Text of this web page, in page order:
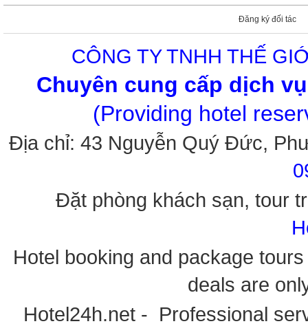
Đăng ký đối tác
CÔNG TY TNHH THẾ
Chuyên cung cấp dịch
(Providing hotel
Địa chỉ: 43 Nguyễn Quý Đức,
Đặt phòng khách sạn, tour
Hotel booking and package
deals are
Hotel24h.net - Professional